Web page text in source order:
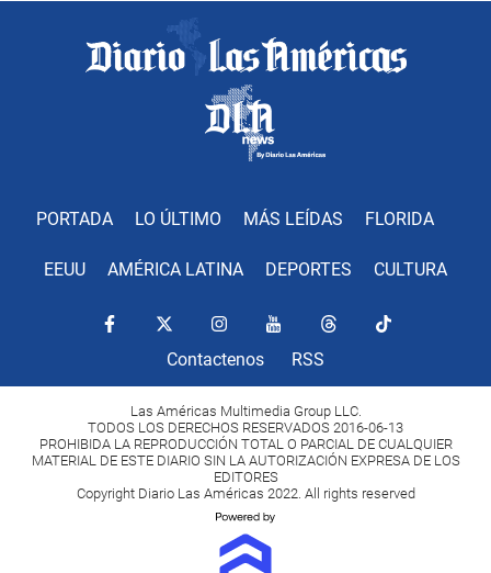
PORTADA LO ÚLTIMO MÁS LEÍDAS FLORIDA
EEUU AMÉRICA LATINA DEPORTES CULTURA
Contactenos RSS
Las Américas Multimedia Group LLC.
TODOS LOS DERECHOS RESERVADOS 2016-06-13
PROHIBIDA LA REPRODUCCIÓN TOTAL O PARCIAL DE CUALQUIER
MATERIAL DE ESTE DIARIO SIN LA AUTORIZACIÓN EXPRESA DE LOS
EDITORES
Copyright Diario Las Américas 2022. All rights reserved